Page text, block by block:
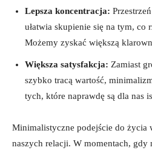
Lepsza koncentracja:
ułatwia skupienie się na tym, co
Możemy zyskać‍ większą
Większa satysfakcja: Zamiast
szybko tracą wartość,
tych, ​które naprawdę są dla nas
Minimalistyczne podejście do życia
naszych relacji. W‌ momentach,